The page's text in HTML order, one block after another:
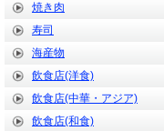
焼き肉
寿司
海産物
飲食店(洋食)
飲食店(中華・アジア)
飲食店(和食)